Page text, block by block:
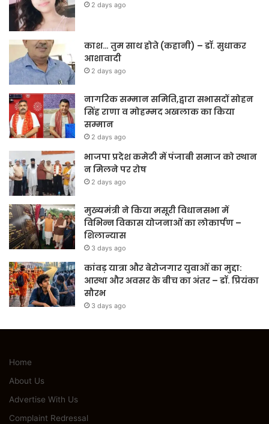
2 days ago
काश… तुम साथ होते (कहानी) – डॉ. सुधाकर
आशावादी
2 days ago
नागरिक सम्मान समिति,द्वारा सभासदों सोहन
सिंह राणा व मोहम्मद अखलाक का किया
सम्मान
2 days ago
भाजपा प्रदेश कमेटी में पंजाबी समाज को स्थान
न मिलने पर रोष
2 days ago
मुख्यमंत्री ने किया मसूरी विधानसभा में
विभिन्न विकास योजनाओं का लोकार्पण –
शिलान्यास
3 days ago
कांवड़ यात्रा और बेरोजगार युवाओं का मुद्दा:
आस्था और अवसर के बीच का अंतर – डॉ. प्रियंका
सौरभ
3 days ago
Home
About Us
Advertise With Us
Complaint Redressal